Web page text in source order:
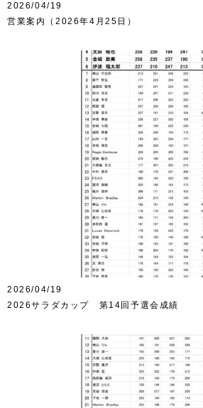
2026/04/19
営業案内（2026年4月25日）
2026/04/19
2026サラダカップ 第14回予選会成績